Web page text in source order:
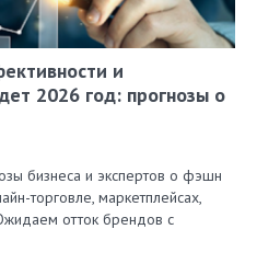
и
2026 год: прогнозы о
бизнеса и экспертов о фэшн
торговле, маркетплейсах,
отток брендов с